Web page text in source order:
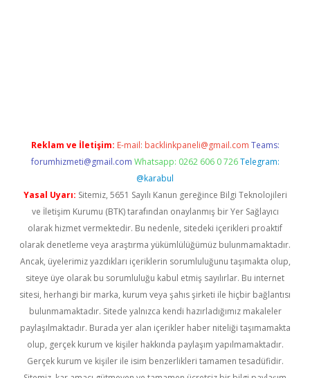
Reklam ve İletişim: E-mail: backlinkpaneli@gmail.com Teams:
forumhizmeti@gmail.com Whatsapp: 0262 606 0 726 Telegram:
@karabul
Yasal Uyarı: Sitemiz, 5651 Sayılı Kanun gereğince Bilgi Teknolojileri
ve İletişim Kurumu (BTK) tarafından onaylanmış bir Yer Sağlayıcı
olarak hizmet vermektedir. Bu nedenle, sitedeki içerikleri proaktif
olarak denetleme veya araştırma yükümlülüğümüz bulunmamaktadır.
Ancak, üyelerimiz yazdıkları içeriklerin sorumluluğunu taşımakta olup,
siteye üye olarak bu sorumluluğu kabul etmiş sayılırlar. Bu internet
sitesi, herhangi bir marka, kurum veya şahıs şirketi ile hiçbir bağlantısı
bulunmamaktadır. Sitede yalnızca kendi hazırladığımız makaleler
paylaşılmaktadır. Burada yer alan içerikler haber niteliği taşımamakta
olup, gerçek kurum ve kişiler hakkında paylaşım yapılmamaktadır.
Gerçek kurum ve kişiler ile isim benzerlikleri tamamen tesadüfidir.